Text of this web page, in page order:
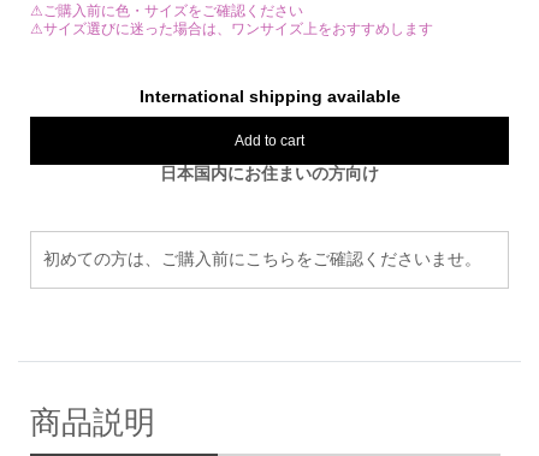
⚠ご購入前に色・サイズをご確認ください
⚠サイズ選びに迷った場合は、ワンサイズ上をおすすめします
International shipping available
Add to cart
日本国内にお住まいの方向け
初めての方は、ご購入前にこちらをご確認くださいませ。
商品説明